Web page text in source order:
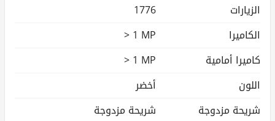
الزيارات
1776
الكاميرا
> 1 MP
كاميرا أمامية
> 1 MP
اللون
أخضر
شريحة مزدوجة
شريحة مزدوجة